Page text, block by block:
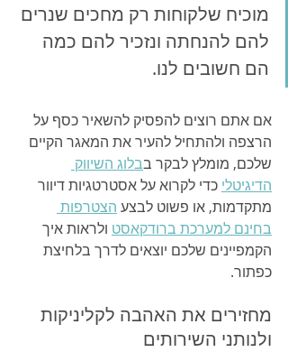
מוכיח שלקוחות רק מחכים שנרים
להם להנחתה ונזכיר להם כמה
הם חשובים לנו.
אם אתם רוצים להפסיק להשאיר כסף על
הרצפה ולהתחיל להעיר את המאגר הקיים
שלכם, מומלץ לבקר בבלוג השיווק
הדיגיטלי כדי לקרוא על אסטרטגיות דיוור
מתקדמות, או פשוט לבצע הצטרפות
בחינם למערכת ברודקאסט ולראות איך
הקמפיינים שלכם יוצאים לדרך בלחיצת
כפתור.
מחזירים את האהבה לקליניקות
ולנותני השירותים